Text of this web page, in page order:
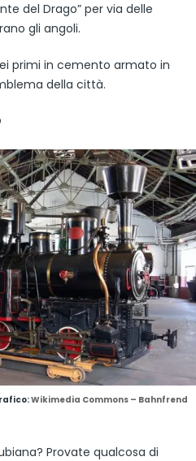
del Drago” per via delle
gli angoli.
primi in cemento armato in
della città.
Wikimedia Commons – Bahnfrend
Provate qualcosa di